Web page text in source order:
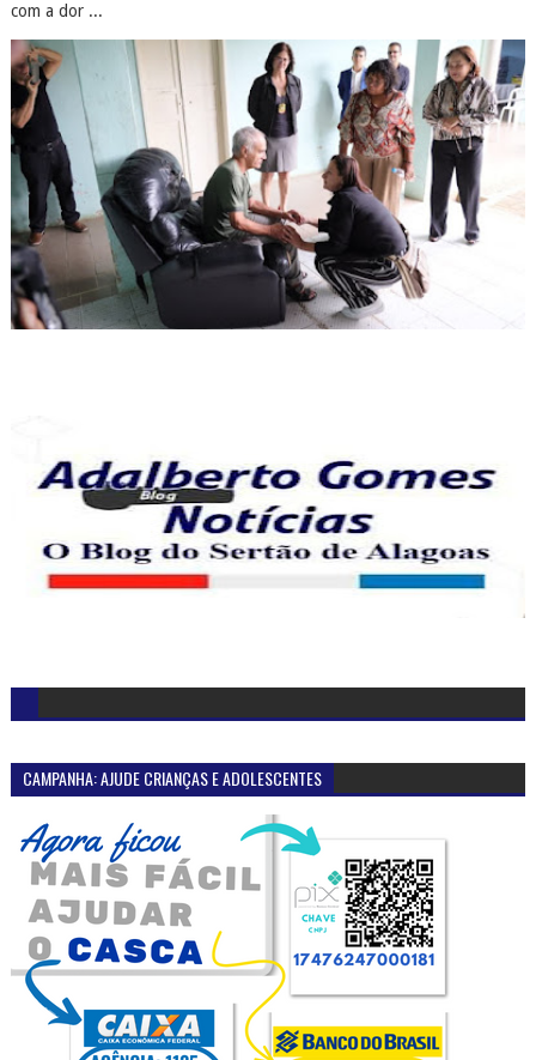
com a dor ...
CAMPANHA: AJUDE CRIANÇAS E ADOLESCENTES